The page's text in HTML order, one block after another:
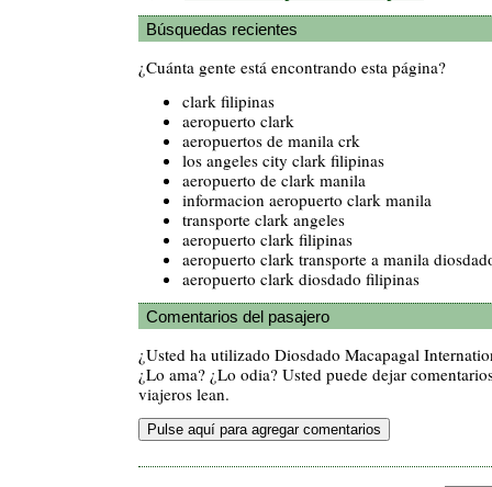
Búsquedas recientes
¿Cuánta gente está encontrando esta página?
clark filipinas
aeropuerto clark
aeropuertos de manila crk
los angeles city clark filipinas
aeropuerto de clark manila
informacion aeropuerto clark manila
transporte clark angeles
aeropuerto clark filipinas
aeropuerto clark transporte a manila
aeropuerto clark diosdado filipinas
Comentarios del pasajero
¿Usted ha utilizado Diosdado Macapagal
¿Lo ama? ¿Lo odia? Usted puede dejar
viajeros lean.